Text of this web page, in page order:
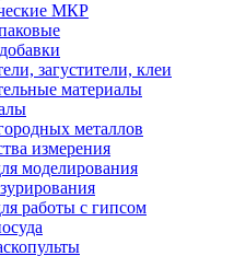
МКР
загустители, клеи
материалы
металлов
измерения
моделирования
работы с гипсом